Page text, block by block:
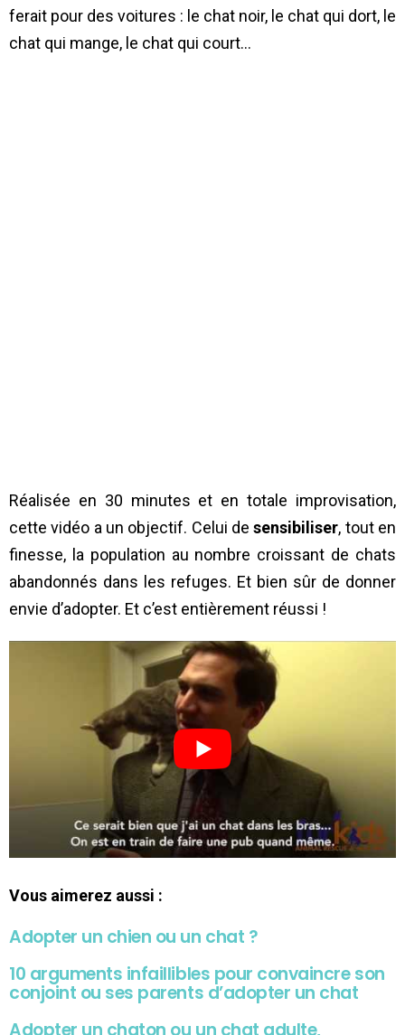
ferait pour des voitures : le chat noir, le chat qui dort, le
chat qui mange, le chat qui court…
Réalisée en 30 minutes et en totale improvisation,
cette vidéo a un objectif. Celui desensibiliser, tout en
finesse, la population au nombre croissant de chats
abandonnés dans les refuges. Et bien sûr de donner
envie d’adopter. Et c’est entièrement réussi !
Vous aimerez aussi :
Adopter un chien ou un chat ?
10 arguments infaillibles pour convaincre son
conjoint ou ses parents d’adopter un chat